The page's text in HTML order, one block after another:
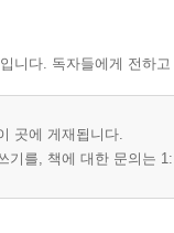
니다. 독자들에게 전하
곳에 게재됩니다.
기를, 책에 대한 문의는